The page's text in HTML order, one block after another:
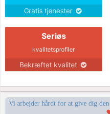
Gratis tjenester
Seriøs
kvalitetsprofiler
Bekræftet kvalitet
Vi arbejder hårdt for at give dig